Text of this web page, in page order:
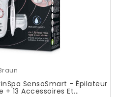
SensoSmart - Épilateur
+ 13 Accessoires Et...